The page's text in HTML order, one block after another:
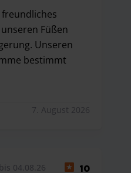
Füßen
Unseren
bestimmt
7. August 2026
04.08.26 10